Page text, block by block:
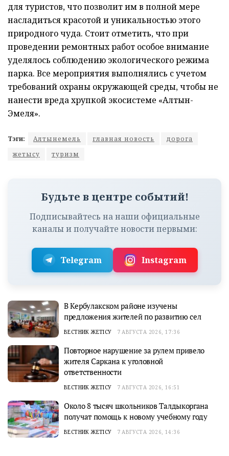
для туристов, что позволит им в полной мере
насладиться красотой и уникальностью этого
природного чуда. Стоит отметить, что при
проведении ремонтных работ особое внимание
уделялось соблюдению экологического режима
парка. Все мероприятия выполнялись с учетом
требований охраны окружающей среды, чтобы не
нанести вреда хрупкой экосистеме «Алтын-
Эмеля».
Тэги: Алтынемель главная новость
дорога
жетысу
туризм
Будьте в центре событий!
Подписывайтесь на наши официальные
каналы и получайте новости первыми:
Telegram Instagram
В Кербулакском районе изучены
предложения жителей по развитию сел
ВЕСТНИК ЖЕТІСУ 7 АВГУСТА 2026, 17:36
Повторное нарушение за рулем привело
жителя Саркана к уголовной
ответственности
ВЕСТНИК ЖЕТІСУ 7 АВГУСТА 2026, 16:51
Около 8 тысяч школьников Талдыкоргана
получат помощь к новому учебному году
ВЕСТНИК ЖЕТІСУ 7 АВГУСТА 2026, 14:36